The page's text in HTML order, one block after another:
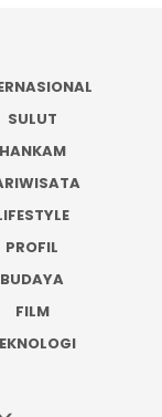
SULUT
HANKAM
PROFIL
BUDAYA
FILM